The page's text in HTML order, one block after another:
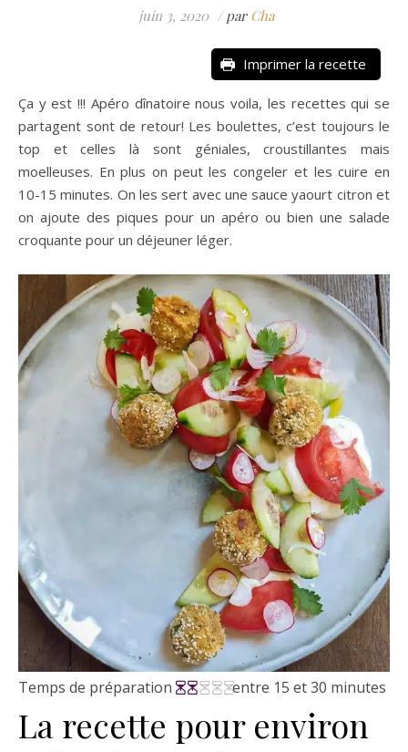
juin 3, 2020 /par Cha
Imprimer la recette
Ça y est !!! Apéro dînatoire nous voila, les recettes qui se
partagent sont de retour! Les boulettes, c’est toujours le
top et celles là sont géniales, croustillantes mais
moelleuses. En plus on peut les congeler et les cuire en
10-15 minutes. On les sert avec une sauce yaourt citron et
on ajoute des piques pour un apéro ou bien une salade
croquante pour un déjeuner léger.
Temps de préparation entre 15 et 30 minutes
La recette pour environ